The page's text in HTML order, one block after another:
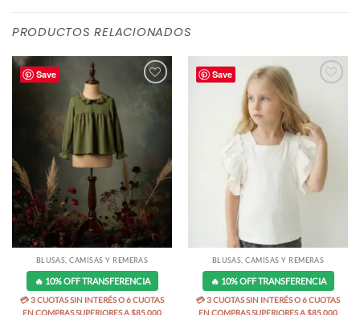
PRODUCTOS RELACIONADOS
Save
BLUSAS, CAMISAS Y REMERAS
🔥 10% OFF TRANSFERENCIA
💳 3 CUOTAS SIN INTERÉS O 6 CUOTAS
EN COMPRAS SUPERIORES A $85.000
Save
BLUSAS, CAMISAS Y REMERAS
🔥 10% OFF TRANSFERENCIA
💳 3 CUOTAS SIN INTERÉS O 6 CUOTAS
EN COMPRAS SUPERIORES A $85.000